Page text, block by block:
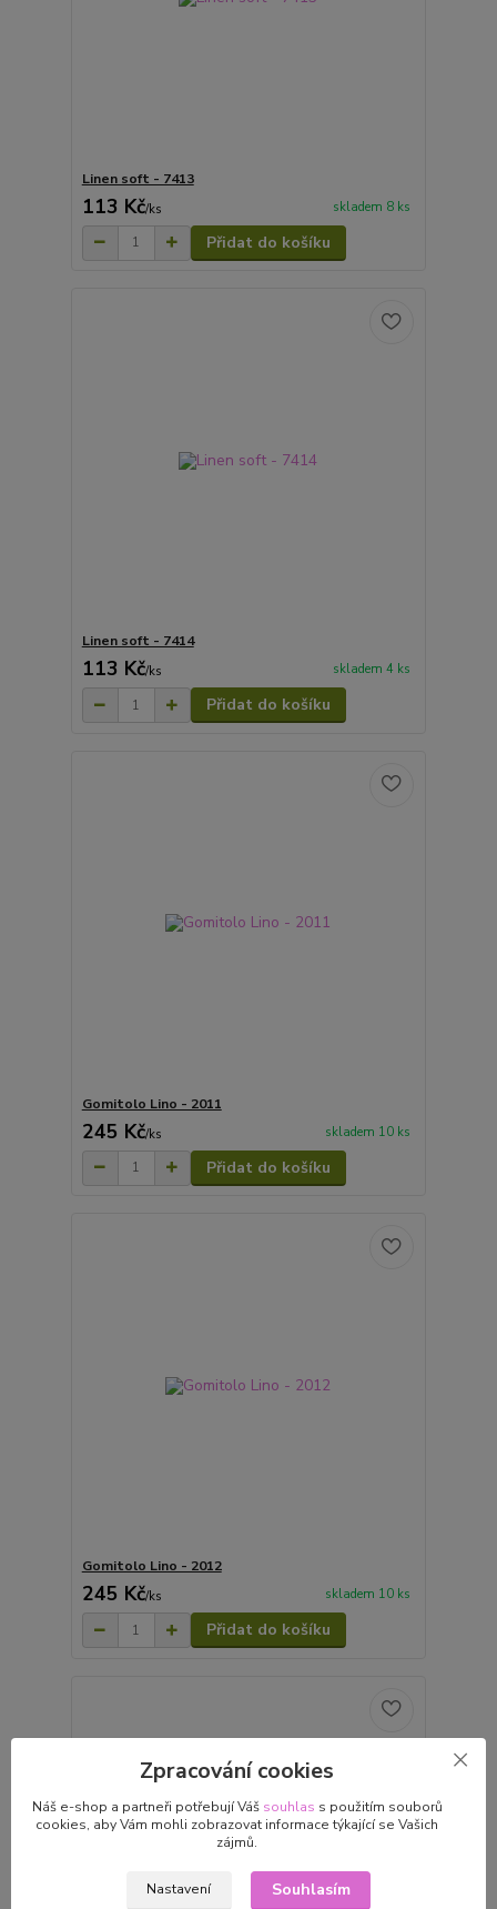
Linen soft - 7413
113 Kč/ks skladem 8 ks
Přidat do košíku
Linen soft - 7414
113 Kč/ks skladem 4 ks
Přidat do košíku
Gomitolo Lino - 2011
245 Kč/ks skladem 10 ks
Přidat do košíku
Gomitolo Lino - 2012
245 Kč/ks skladem 10 ks
Přidat do košíku
Zpracování cookies
Náš e-shop a partneři potřebují Váš souhlas s použitím souborů
cookies, aby Vám mohli zobrazovat informace týkající se Vašich
zájmů.
Nastavení Souhlasím